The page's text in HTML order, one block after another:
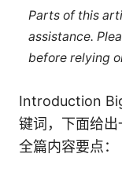
Parts of this
assistance.
before relying
Introduction
键词，下面给
全篇内容要点：